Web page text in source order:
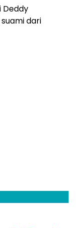
Deddy
dari